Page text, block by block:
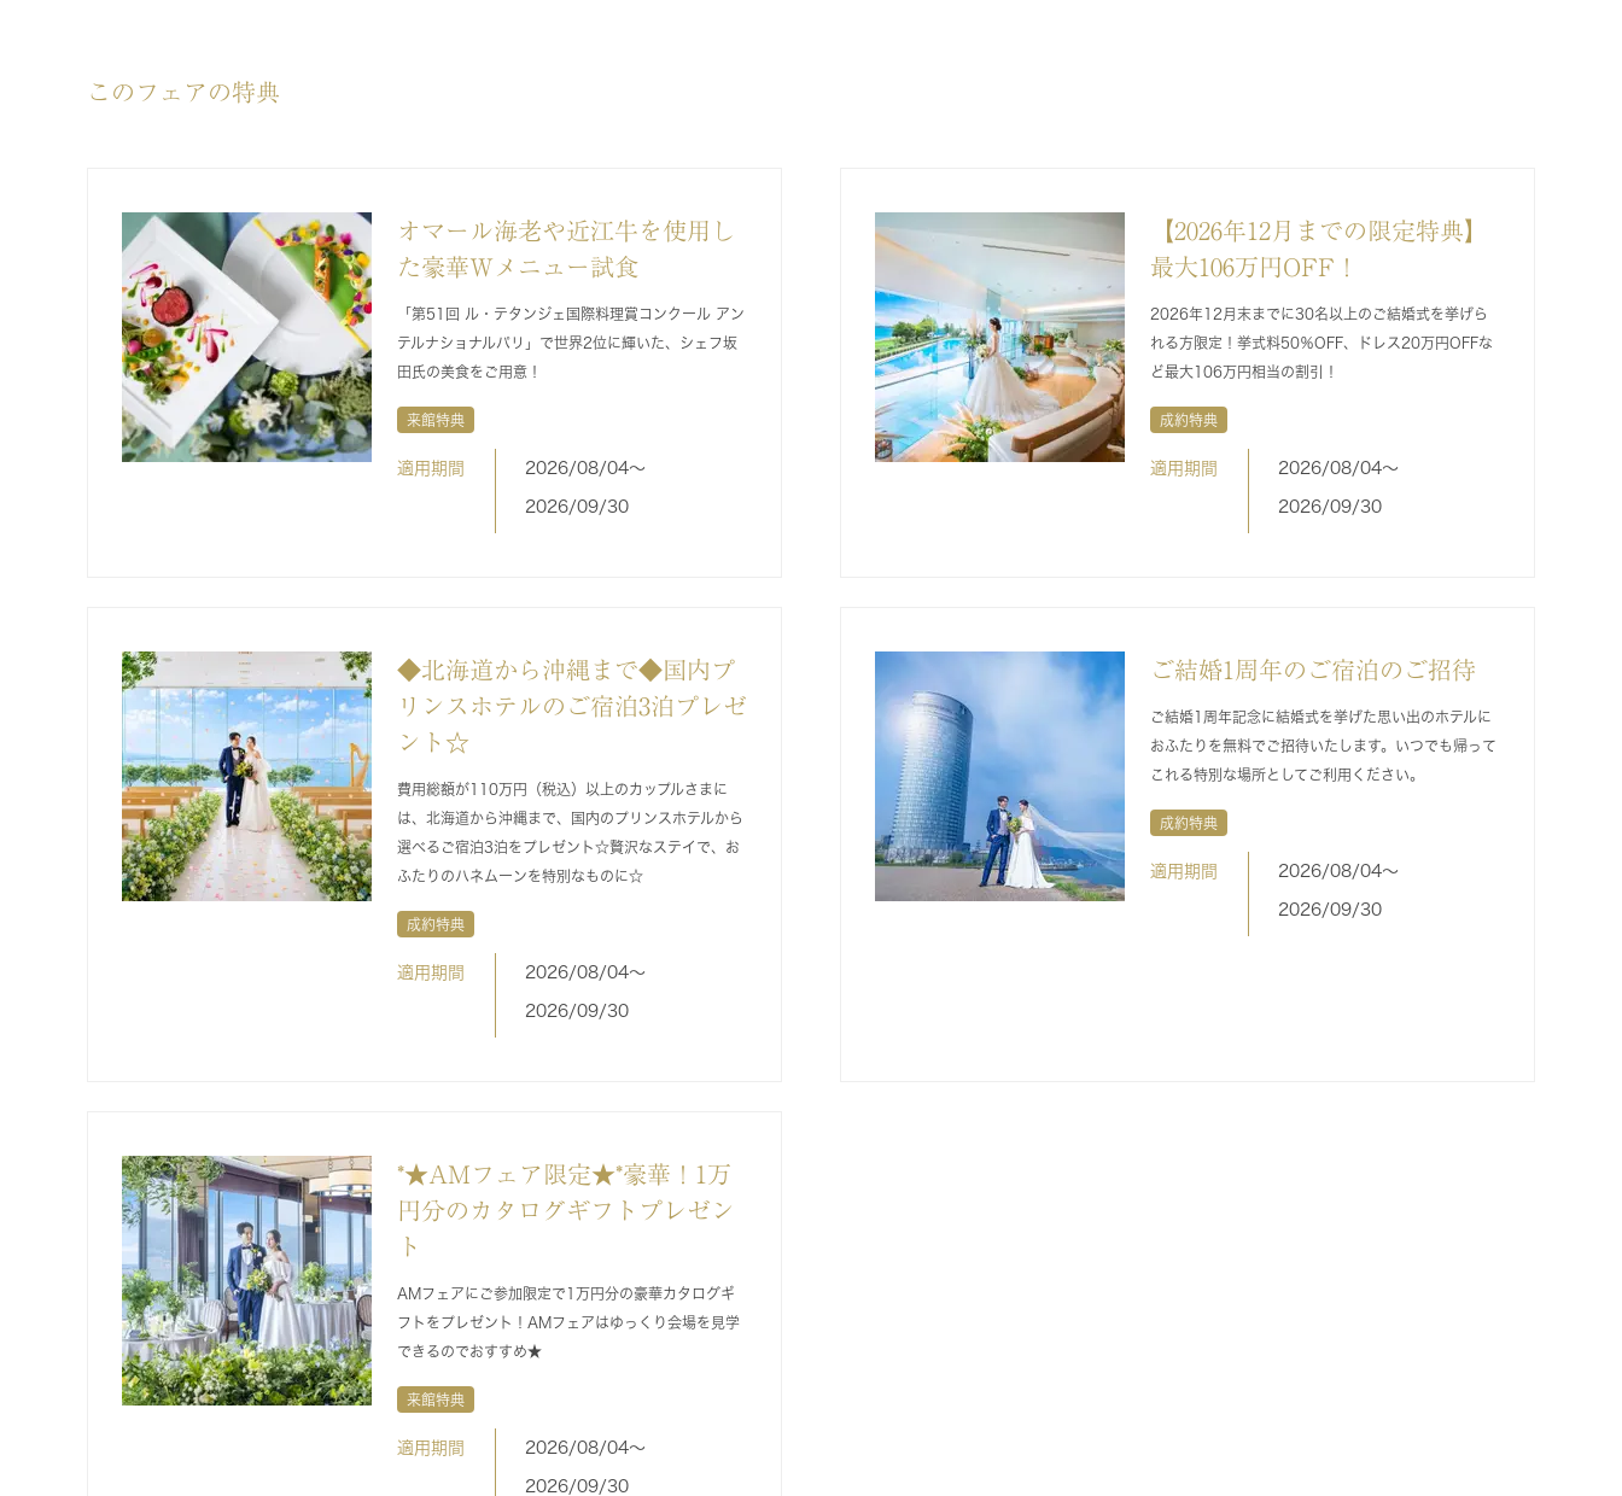
このフェアの特典
オマール海老や近江牛を使用し
た豪華Wメニュー試食
「第51回 ル・テタンジェ国際料理賞コンクール アン
テルナショナルパリ」で世界2位に輝いた、シェフ坂
田氏の美食をご用意！
来館特典
適用期間 2026/08/04〜
2026/09/30
【2026年12月までの限定特典】
最大106万円OFF！
2026年12月末までに30名以上のご結婚式を挙げら
れる方限定！挙式料50％OFF、ドレス20万円OFFな
ど最大106万円相当の割引！
成約特典
適用期間 2026/08/04〜
2026/09/30
◆北海道から沖縄まで◆国内プ
リンスホテルのご宿泊3泊プレゼ
ント☆
費用総額が110万円（税込）以上のカップルさまに
は、北海道から沖縄まで、国内のプリンスホテルから
選べるご宿泊3泊をプレゼント☆贅沢なステイで、お
ふたりのハネムーンを特別なものに☆
成約特典
適用期間 2026/08/04〜
2026/09/30
ご結婚1周年のご宿泊のご招待
ご結婚1周年記念に結婚式を挙げた思い出のホテルに
おふたりを無料でご招待いたします。いつでも帰って
これる特別な場所としてご利用ください。
成約特典
適用期間 2026/08/04〜
2026/09/30
*★AMフェア限定★*豪華！1万
円分のカタログギフトプレゼン
ト
AMフェアにご参加限定で1万円分の豪華カタログギ
フトをプレゼント！AMフェアはゆっくり会場を見学
できるのでおすすめ★
来館特典
適用期間 2026/08/04〜
2026/09/30